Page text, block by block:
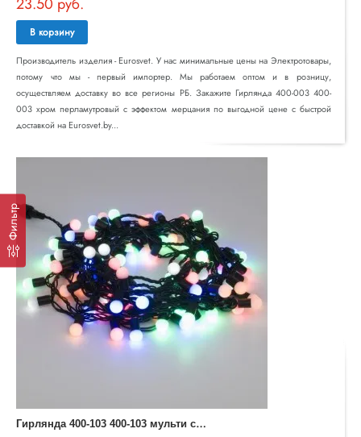
Фильтр
В корзину
Производитель изделия - Eurosvet. У нас минимальные цены на Электротовары,
потому что мы - первый импортер. Мы работаем оптом и в розницу,
осуществляем доставку во все регионы РБ. Закажите Гирлянда 400-003 400-
003 хром перламутровый с эффектом мерцания по выгодной цене с быстрой
доставкой на Eurosvet.by...
Г
ирлянда 400-103 400-103 мульти с эффектом мерцания